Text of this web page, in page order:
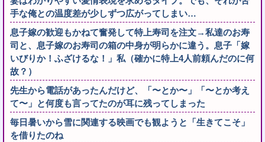
手な俺との温度差が少しずつ広がってしまい…
息子嫁の歓迎もかねて奮発して特上寿司を注文→私達のお寿
司と、息子嫁のお寿司の箱の中身が明らかに違う。息子「嫁
いびりか！ふざけるな！」私（確かに特上4人前頼んだのに何
故？）
先生から電話があったんだけど、「〜とか〜」「〜とか考え
て〜」と何度も言ってたのが耳に残ってしまった
毎日暑いから雪に関連する映画でも観ようと「生きてこそ」
を借りたのね